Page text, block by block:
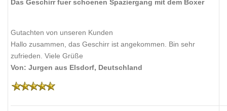
Das Geschirr fuer schoenen Spaziergang mit dem Boxer
Gutachten von unseren Kunden
Hallo zusammen, das Geschirr ist angekommen. Bin sehr
zufrieden. Viele Grüße
Von: Jurgen aus Elsdorf, Deutschland